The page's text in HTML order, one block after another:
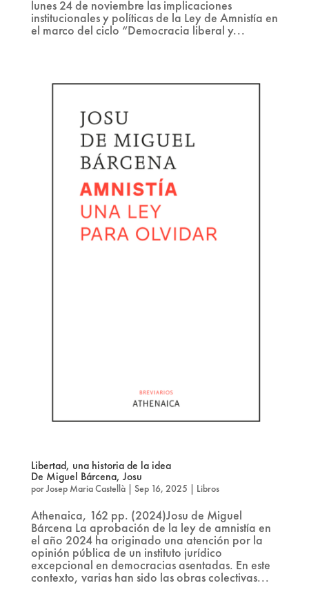
lunes 24 de noviembre las implicaciones
institucionales y políticas de la Ley de Amnistía en
el marco del ciclo “Democracia liberal y...
Libertad, una historia de la idea
De Miguel Bárcena, Josu
porJosep Maria Castellà| Sep 16, 2025 | Libros
Athenaica, 162 pp. (2024)Josu de Miguel
Bárcena La aprobación de la ley de amnistía en
el año 2024 ha originado una atención por la
opinión pública de un instituto jurídico
excepcional en democracias asentadas. En este
contexto, varias han sido las obras colectivas...